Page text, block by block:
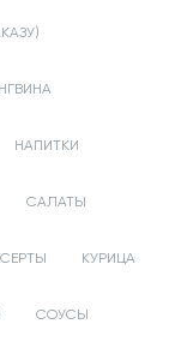
НАПИТКИ
САЛАТЫ
КУРИЦА
СОУСЫ